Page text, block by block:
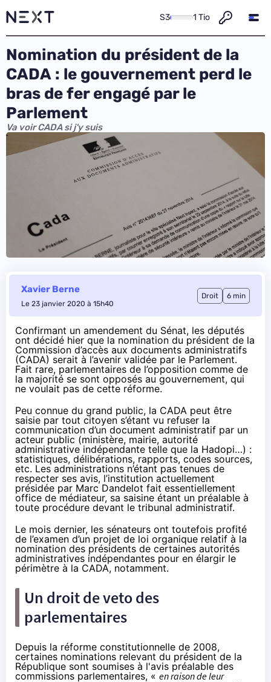
S3 1 Tio
Nomination du président de la
CADA : le gouvernement perd le
bras de fer engagé par le
Parlement
Va voir CADA si j'y suis
Xavier Berne
Le 23 janvier 2020 à 15h40
Droit 6 min
Confirmant un amendement du Sénat, les députés
ont décidé hier que la nomination du président de la
Commission d’accès aux documents administratifs
(CADA) serait à l’avenir validée par le Parlement.
Fait rare, parlementaires de l’opposition comme de
la majorité se sont opposés au gouvernement, qui
ne voulait pas de cette réforme.
Peu connue du grand public, la CADA peut être
saisie par tout citoyen s’étant vu refuser la
communication d’un document administratif par un
acteur public (ministère, mairie, autorité
administrative indépendante telle que la Hadopi…) :
statistiques, délibérations, rapports, codes sources,
etc. Les administrations n’étant pas tenues de
respecter ses avis, l’institution actuellement
présidée par Marc Dandelot fait essentiellement
office de médiateur, sa saisine étant un préalable à
toute procédure devant le tribunal administratif.
Le mois dernier, les sénateurs ont toutefois profité
de l’examen d’un projet de loi organique relatif à la
nomination des présidents de certaines autorités
administratives indépendantes pour en élargir le
périmètre à la CADA, notamment.
Un droit de veto des
parlementaires
Depuis la réforme constitutionnelle de 2008,
certaines nominations relevant du président de la
République sont soumises à l'avis préalable des
commissions parlementaires, « en raison de leur